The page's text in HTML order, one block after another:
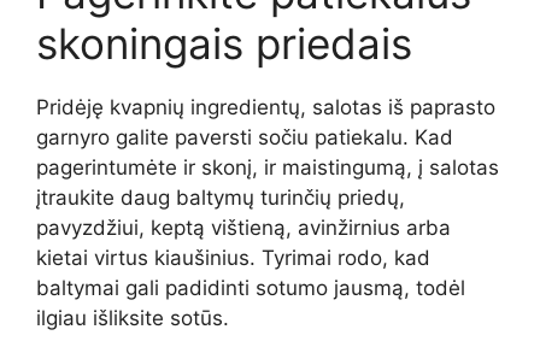
skoningais priedais
Pridėję kvapnių ingredientų, salotas iš paprasto
garnyro galite paversti sočiu patiekalu. Kad
pagerintumėte ir skonį, ir maistingumą, į salotas
įtraukite daug baltymų turinčių priedų,
pavyzdžiui, keptą vištieną, avinžirnius arba
kietai virtus kiaušinius. Tyrimai rodo, kad
baltymai gali padidinti sotumo jausmą, todėl
ilgiau išliksite sotūs.